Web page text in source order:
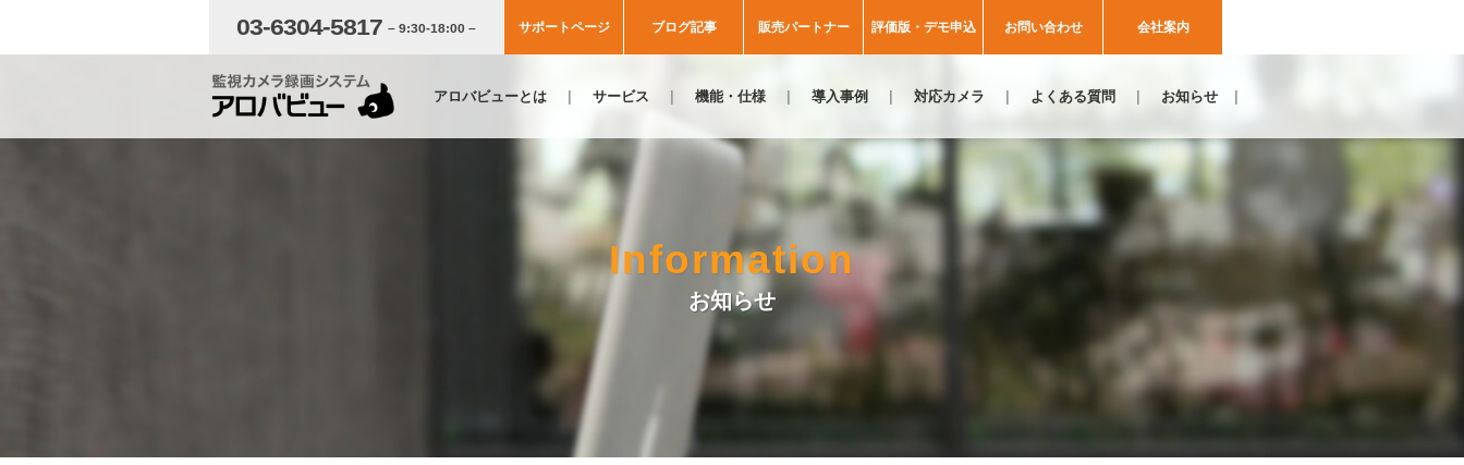
03-6304-5817 – 9:30-18:00 – サポートページ ブログ記事 販売パートナー 評価版・デモ申込 お問い合わせ 会社案内
アロバビューとは サービス 機能・仕様 導入事例 対応カメラ よくある質問 お知らせ
Information
お知らせ